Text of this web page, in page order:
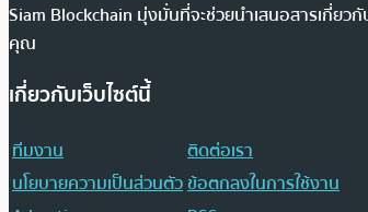
Siam Blockchain มุ่งมั่นที่จะช่วยนำเสนอสารเกี่ยว
คุณ
เกี่ยวกับเว็บไซต์นี้
ทีมงาน
ติดต่อเรา
นโยบายความเป็นส่วนตัวข้อตกลงในการใช้งาน